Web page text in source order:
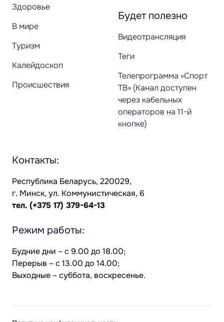
Здоровье
В мире
Туризм
Калейдоскоп
Происшествия
Будет полезно
Видеотрансляция
Теги
Телепрограмма «Спорт
ТВ» (Канал доступен
через кабельных
операторов на 11-й
кнопке)
Контакты:
Республика Беларусь, 220029,
г. Минск, ул. Коммунистическая, 6
тел. (+375 17) 379-64-13
Режим работы:
Будние дни – с 9.00 до 18.00;
Перерыв – с 13.00 до 14.00;
Выходные – суббота, воскресенье.